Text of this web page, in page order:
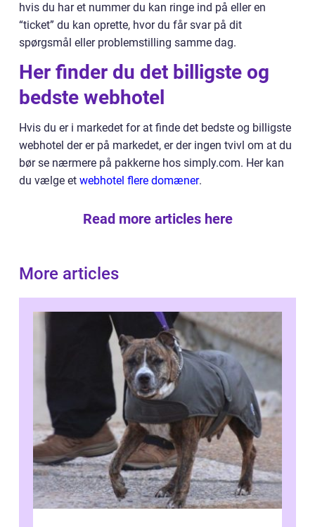
hvis du har et nummer du kan ringe ind på eller en
“ticket” du kan oprette, hvor du får svar på dit
spørgsmål eller problemstilling samme dag.
Her finder du det billigste og
bedste webhotel
Hvis du er i markedet for at finde det bedste og billigste
webhotel der er på markedet, er der ingen tvivl om at du
bør se nærmere på pakkerne hos simply.com. Her kan
du vælge et webhotel flere domæner.
Read more articles here
More articles